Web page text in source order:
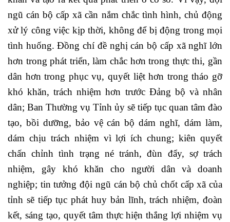
ngũ cán bộ cấp xã cần nắm chắc tình hình, chủ động
xử lý công việc kịp thời, không để bị động trong mọi
tình huống. Đồng chí đề nghị cán bộ cấp xã nghĩ lớn
hơn trong phát triển, làm chắc hơn trong thực thi, gần
dân hơn trong phục vụ, quyết liệt hơn trong tháo gỡ
khó khăn, trách nhiệm hơn trước Đảng bộ và nhân
dân; Ban Thường vụ Tỉnh ủy sẽ tiếp tục quan tâm đào
tạo, bồi dưỡng, bảo vệ cán bộ dám nghĩ, dám làm,
dám chịu trách nhiệm vì lợi ích chung; kiên quyết
chấn chỉnh tình trạng né tránh, đùn đẩy, sợ trách
nhiệm, gây khó khăn cho người dân và doanh
nghiệp; tin tưởng đội ngũ cán bộ chủ chốt cấp xã của
tỉnh sẽ tiếp tục phát huy bản lĩnh, trách nhiệm, đoàn
kết, sáng tạo, quyết tâm thực hiện thắng lợi nhiệm vụ